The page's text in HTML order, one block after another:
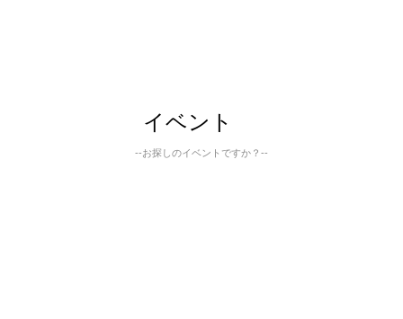
イベント
--お探しのイベントですか？--